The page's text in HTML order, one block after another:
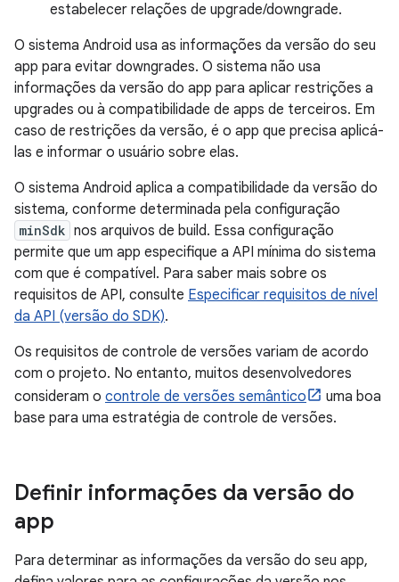
estabelecer relações de upgrade/downgrade.
O sistema Android usa as informações da versão do seu
app para evitar downgrades. O sistema não usa
informações da versão do app para aplicar restrições a
upgrades ou à compatibilidade de apps de terceiros. Em
caso de restrições da versão, é o app que precisa aplicá-
las e informar o usuário sobre elas.
O sistema Android aplica a compatibilidade da versão do
sistema, conforme determinada pela configuração
minSdk nos arquivos de build. Essa configuração
permite que um app especifique a API mínima do sistema
com que é compatível. Para saber mais sobre os
requisitos de API, consulte Especificar requisitos de nível
da API (versão do SDK).
Os requisitos de controle de versões variam de acordo
com o projeto. No entanto, muitos desenvolvedores
consideram o controle de versões semântico
uma boa
base para uma estratégia de controle de versões.
Definir informações da versão do
app
Para determinar as informações da versão do seu app,